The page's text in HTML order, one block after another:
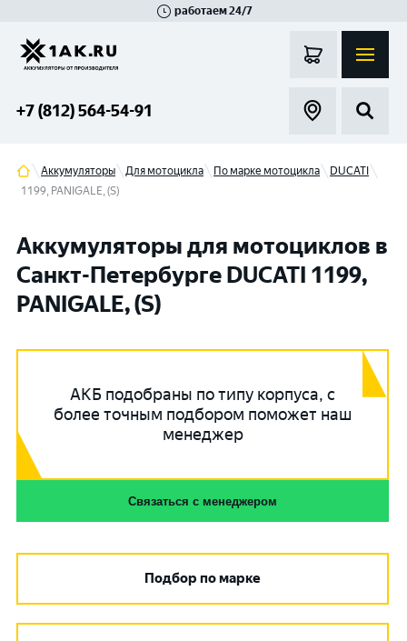
работаем 24/7
+7 (812) 564-54-91
Аккумуляторы Для мотоцикла По марке мотоцикла
DUCATI
1199, PANIGALE, (S)
Аккумуляторы для мотоциклов в
Санкт-Петербурге DUCATI 1199,
PANIGALE, (S)
АКБ подобраны по типу корпуса, с
более точным подбором поможет наш
менеджер
Связаться с менеджером
Подбор по марке
Гатчина